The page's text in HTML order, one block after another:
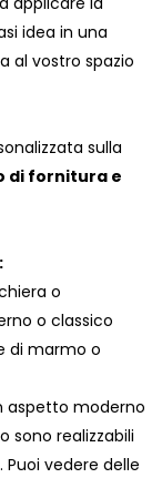
idea in una
al vostro spazio
sulla
di fornitura e
o
o classico
di marmo o
aspetto moderno
sono realizzabili
vedere delle